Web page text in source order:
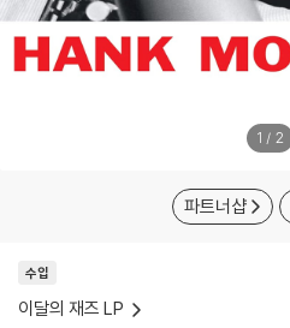
1 / 2
파트너샵
수입
이달의 재즈 LP